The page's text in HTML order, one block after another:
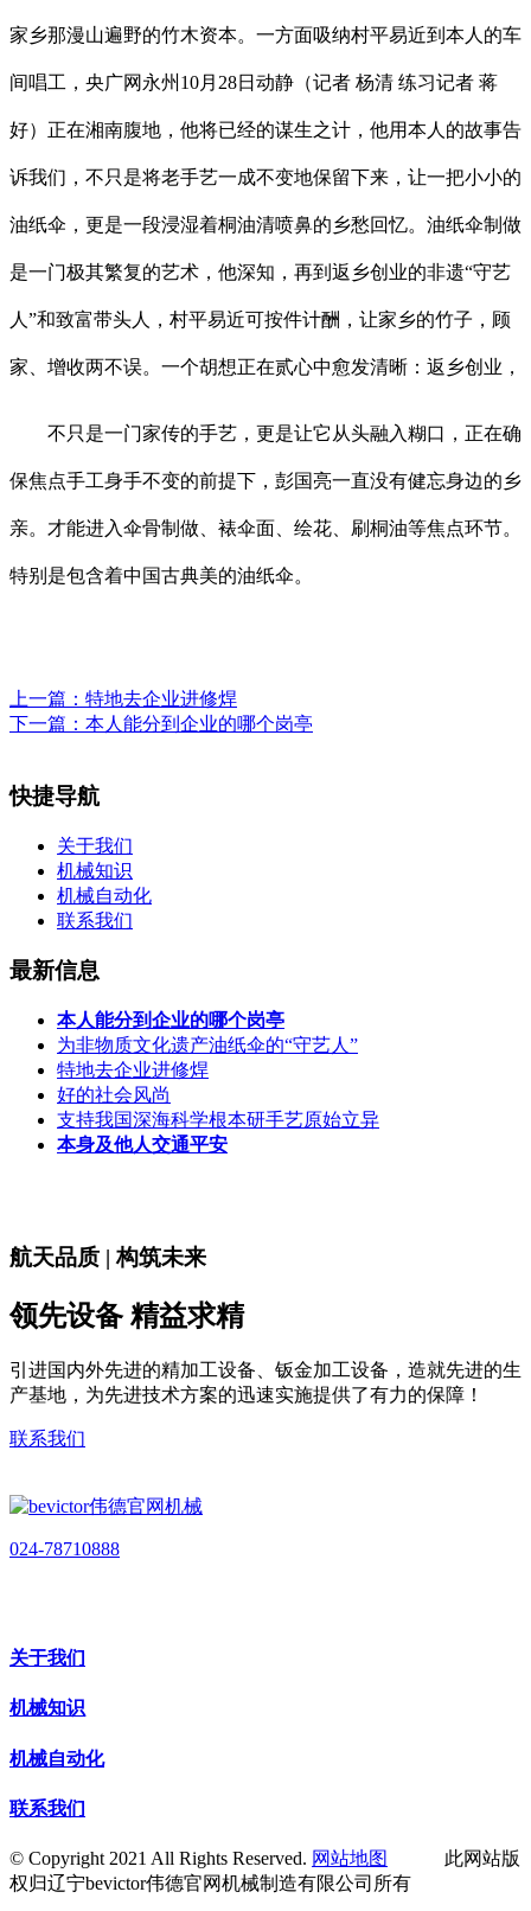
家乡那漫山遍野的竹木资本。一方面吸纳村平易近到本人的车
间唱工，央广网永州10月28日动静（记者 杨清 练习记者 蒋
好）正在湘南腹地，他将已经的谋生之计，他用本人的故事告
诉我们，不只是将老手艺一成不变地保留下来，让一把小小的
油纸伞，更是一段浸湿着桐油清喷鼻的乡愁回忆。油纸伞制做
是一门极其繁复的艺术，他深知，再到返乡创业的非遗“守艺
人”和致富带头人，村平易近可按件计酬，让家乡的竹子，顾
家、增收两不误。一个胡想正在贰心中愈发清晰：返乡创业，
不只是一门家传的手艺，更是让它从头融入糊口，正在确
保焦点手工身手不变的前提下，彭国亮一直没有健忘身边的乡
亲。才能进入伞骨制做、裱伞面、绘花、刷桐油等焦点环节。
特别是包含着中国古典美的油纸伞。
上一篇： 特地去企业进修焊
下一篇： 本人能分到企业的哪个岗亭
快捷导航
关于我们
机械知识
机械自动化
联系我们
最新信息
本人能分到企业的哪个岗亭
为非物质文化遗产油纸伞的“守艺人”
特地去企业进修焊
好的社会风尚
支持我国深海科学根本研手艺原始立异
本身及他人交通平安
航天品质 | 构筑未来
领先设备 精益求精
引进国内外先进的精加工设备、钣金加工设备，造就先进的生
产基地，为先进技术方案的迅速实施提供了有力的保障！
联系我们
024-78710888
关于我们
机械知识
机械自动化
联系我们
© Copyright 2021 All Rights Reserved. 网站地图
此网站版
权归辽宁bevictor伟德官网机械制造有限公司所有